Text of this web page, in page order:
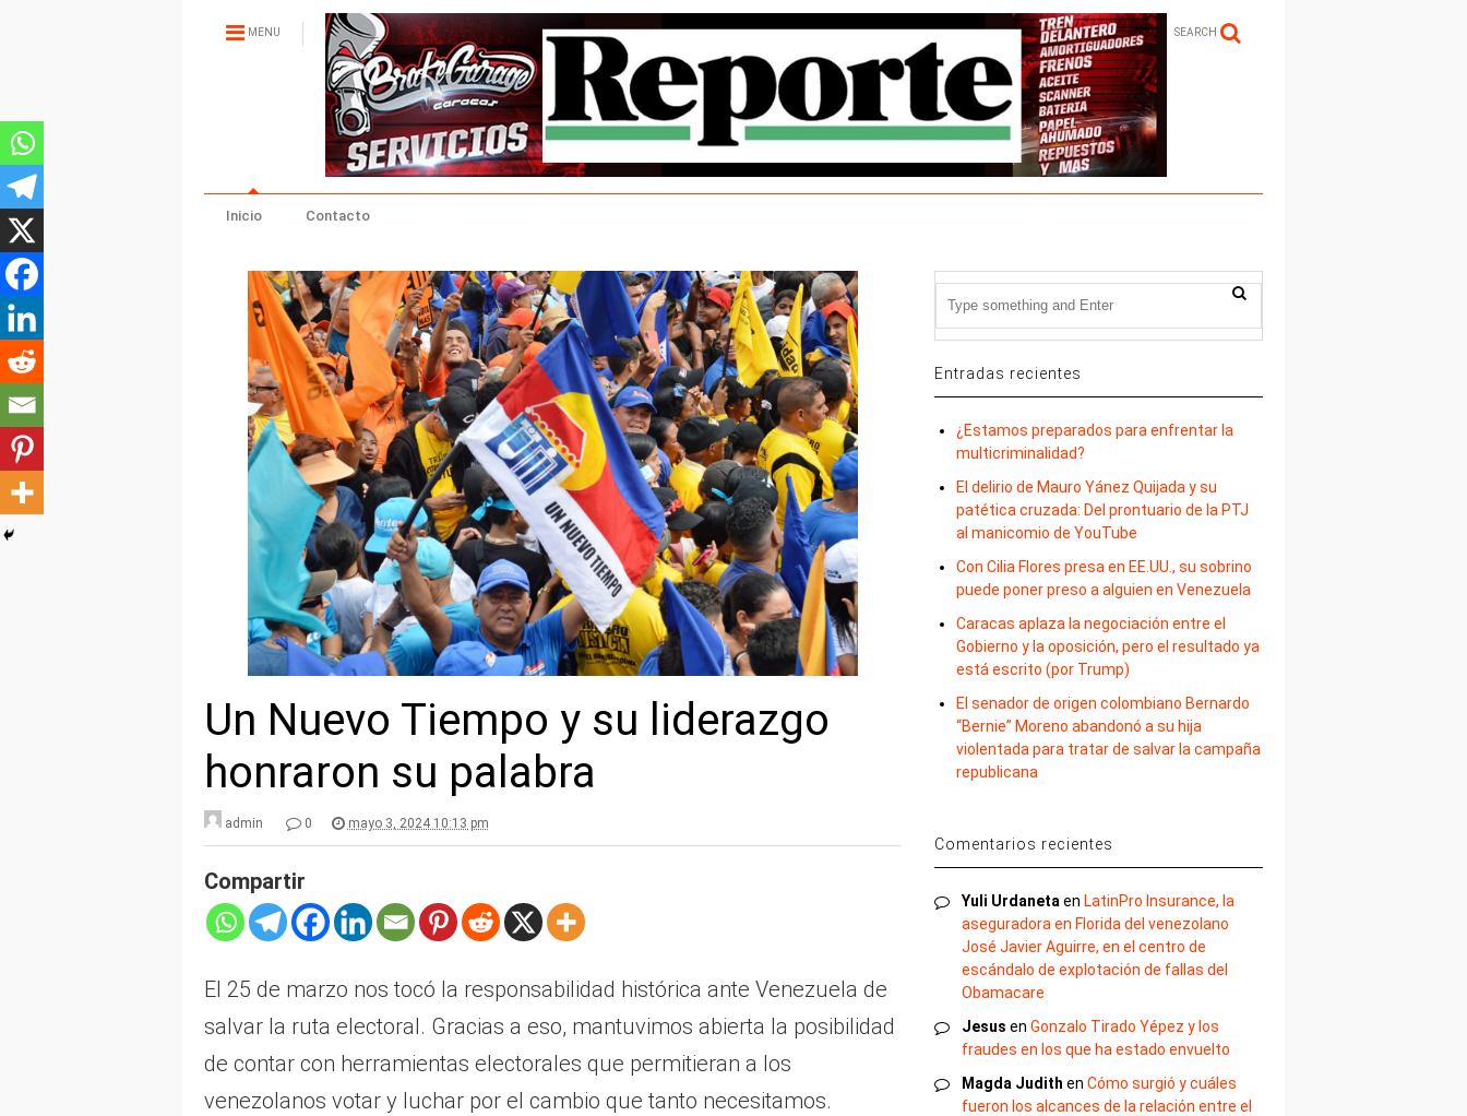
MENU SEARCH
Inicio Contacto
Un Nuevo Tiempo y su liderazgo
honraron su palabra
admin 0 mayo 3, 2024 10:13 pm
Compartir
El 25 de marzo nos tocó la responsabilidad histórica ante Venezuela de
salvar la ruta electoral. Gracias a eso, mantuvimos abierta la posibilidad
de contar con herramientas electorales que permitieran a los
venezolanos votar y luchar por el cambio que tanto necesitamos.
Entradas recientes
¿Estamos preparados para enfrentar la
multicriminalidad?
El delirio de Mauro Yánez Quijada y su
patética cruzada: Del prontuario de la PTJ
al manicomio de YouTube
Con Cilia Flores presa en EE.UU., su sobrino
puede poner preso a alguien en Venezuela
Caracas aplaza la negociación entre el
Gobierno y la oposición, pero el resultado ya
está escrito (por Trump)
El senador de origen colombiano Bernardo
“Bernie” Moreno abandonó a su hija
violentada para tratar de salvar la campaña
republicana
Comentarios recientes
Yuli Urdaneta en LatinPro Insurance, la
aseguradora en Florida del venezolano
José Javier Aguirre, en el centro de
escándalo de explotación de fallas del
Obamacare
Jesus enGonzalo Tirado Yépez y los
fraudes en los que ha estado envuelto
Magda Judith enCómo surgió y cuáles
fueron los alcances de la relación entre el